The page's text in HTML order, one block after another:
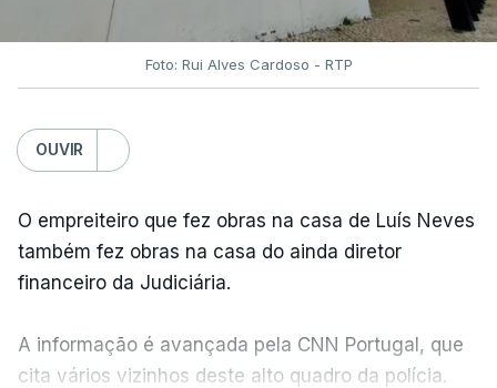
Foto: Rui Alves Cardoso - RTP
OUVIR
O empreiteiro que fez obras na casa de Luís Neves
também fez obras na casa do ainda diretor
financeiro da Judiciária.
A informação é avançada pela CNN Portugal, que
cita vários vizinhos deste alto quadro da polícia.